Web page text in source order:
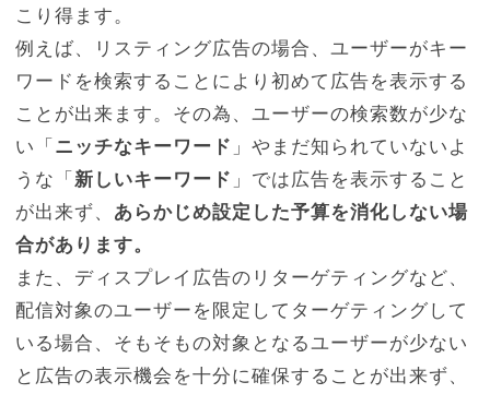
こり得ます。
例えば、リスティング広告の場合、ユーザーがキー
ワードを検索することにより初めて広告を表示する
ことが出来ます。その為、ユーザーの検索数が少な
い「 ニッチなキーワード 」やまだ知られていないよ
うな「新しいキーワード 」では広告を表示すること
が出来ず、 あらかじめ設定した予算を消化しない場
合があります。
また、ディスプレイ広告のリターゲティングなど、
配信対象のユーザーを限定してターゲティングして
いる場合、そもそもの対象となるユーザーが少ない
と広告の表示機会を十分に確保することが出来ず、